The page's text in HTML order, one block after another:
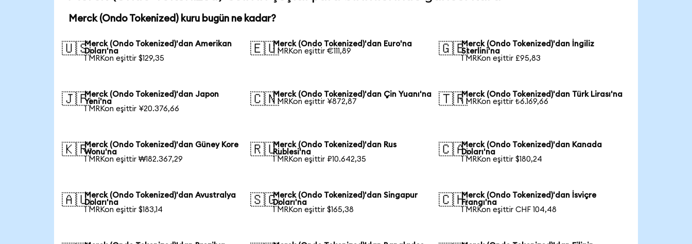
Merck (Ondo Tokenized) kuru bugün ne kadar?
🇺🇸Merck (Ondo Tokenized)'dan Amerikan
Doları'na
1 MRKon eşittir $129,35
🇪🇺Merck (Ondo Tokenized)'dan Euro'na
1 MRKon eşittir €111,89
🇬🇧Merck (Ondo Tokenized)'dan İngiliz
Sterlini'na
1 MRKon eşittir £95,83
🇯🇵Merck (Ondo Tokenized)'dan Japon
Yeni'na
1 MRKon eşittir ¥20.376,66
🇨🇳Merck (Ondo Tokenized)'dan Çin Yuanı'na
1 MRKon eşittir ¥872,87
🇹🇷Merck (Ondo Tokenized)'dan Türk Lirası'na
1 MRKon eşittir ₺6.169,66
🇰🇷Merck (Ondo Tokenized)'dan Güney Kore
Wonu'na
1 MRKon eşittir ₩182.367,29
🇷🇺Merck (Ondo Tokenized)'dan Rus
Rublesi'na
1 MRKon eşittir ₽10.642,35
🇨🇦Merck (Ondo Tokenized)'dan Kanada
Doları'na
1 MRKon eşittir $180,24
🇦🇺Merck (Ondo Tokenized)'dan Avustralya
Doları'na
1 MRKon eşittir $183,14
🇸🇬Merck (Ondo Tokenized)'dan Singapur
Doları'na
1 MRKon eşittir $165,38
🇨🇭Merck (Ondo Tokenized)'dan İsviçre
Frangı'na
1 MRKon eşittir CHF 104,48